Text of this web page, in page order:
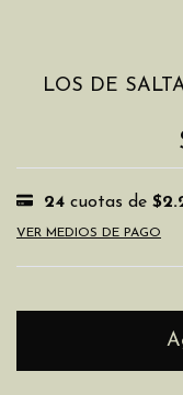
LOS DE
24 cuotas de
VER MEDIOS DE PAGO